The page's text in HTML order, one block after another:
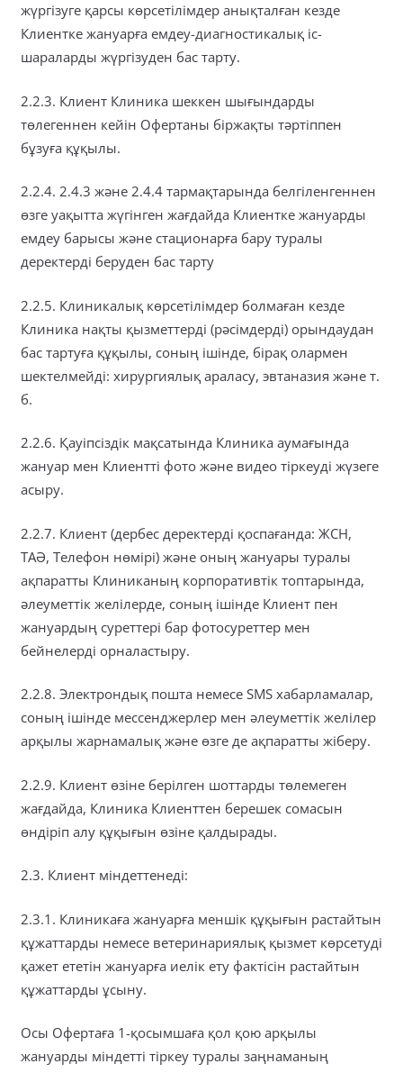
жүргізуге қарсы көрсетілімдер анықталған кезде
Клиентке жануарға емдеу-диагностикалық іс-
шараларды жүргізуден бас тарту.
2.2.3. Клиент Клиника шеккен шығындарды
төлегеннен кейін Офертаны біржақты тәртіппен
бұзуға құқылы.
2.2.4. 2.4.3 және 2.4.4 тармақтарында белгіленгеннен
өзге уақытта жүгінген жағдайда Клиентке жануарды
емдеу барысы және стационарға бару туралы
деректерді беруден бас тарту
2.2.5. Клиникалық көрсетілімдер болмаған кезде
Клиника нақты қызметтерді (рәсімдерді) орындаудан
бас тартуға құқылы, соның ішінде, бірақ олармен
шектелмейді: хирургиялық араласу, эвтаназия және т.
б.
2.2.6. Қауіпсіздік мақсатында Клиника аумағында
жануар мен Клиентті фото және видео тіркеуді жүзеге
асыру.
2.2.7. Клиент (дербес деректерді қоспағанда: ЖСН,
ТАӘ, Телефон нөмірі) және оның жануары туралы
ақпаратты Клиниканың корпоративтік топтарында,
әлеуметтік желілерде, соның ішінде Клиент пен
жануардың суреттері бар фотосуреттер мен
бейнелерді орналастыру.
2.2.8. Электрондық пошта немесе SMS хабарламалар,
соның ішінде мессенджерлер мен әлеуметтік желілер
арқылы жарнамалық және өзге де ақпаратты жіберу.
2.2.9. Клиент өзіне берілген шоттарды төлемеген
жағдайда, Клиника Клиенттен берешек сомасын
өндіріп алу құқығын өзіне қалдырады.
2.3. Клиент міндеттенеді:
2.3.1. Клиникаға жануарға меншік құқығын растайтын
құжаттарды немесе ветеринариялық қызмет көрсетуді
қажет ететін жануарға иелік ету фактісін растайтын
құжаттарды ұсыну.
Осы Офертаға 1-қосымшаға қол қою арқылы
жануарды міндетті тіркеу туралы заңнаманың